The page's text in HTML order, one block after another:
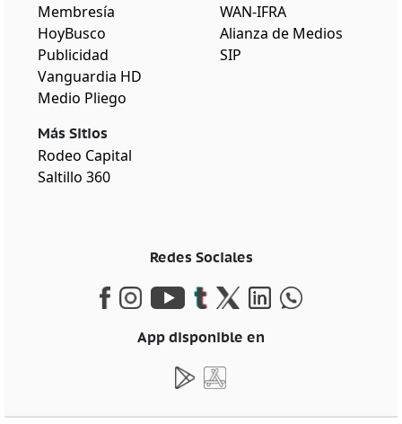
Membresía
HoyBusco
Publicidad
Vanguardia HD
Medio Pliego
Más Sitios
Rodeo Capital
Saltillo 360
WAN-IFRA
Alianza de Medios
SIP
Redes Sociales
App disponible en